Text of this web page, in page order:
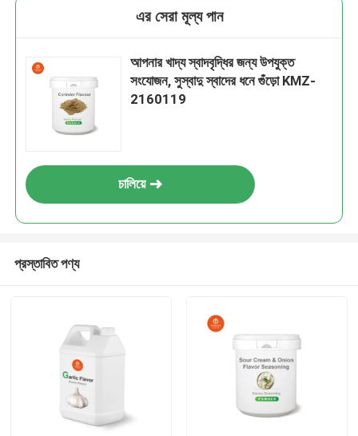
এর সেরা মূল্য পান
আপনার খাদ্য স্বাদবৃদ্ধির জন্য উপযুক্ত
সংযোজন, সুস্বাদু স্বাদের ধনে গুঁড়ো KMZ-
2160119
চালিয়ে
প্রস্তাবিত পণ্য